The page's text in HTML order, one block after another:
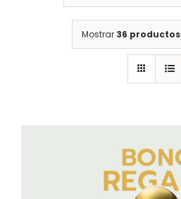
Mostrar 36 productos